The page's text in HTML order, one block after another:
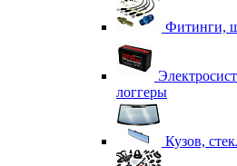
Фитинги,
логгеры
Кузов,